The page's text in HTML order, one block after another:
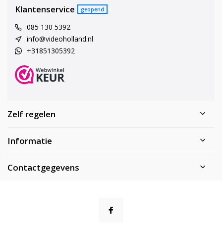
Klantenservice geopend
085 130 5392
info@videoholland.nl
+31851305392
Zelf regelen
Informatie
Contactgegevens